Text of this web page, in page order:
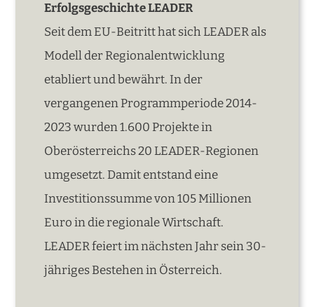
Erfolgsgeschichte LEADER
Seit dem EU-Beitritt hat sich LEADER als
Modell der Regionalentwicklung
etabliert und bewährt. In der
vergangenen Programmperiode 2014-
2023 wurden 1.600 Projekte in
Oberösterreichs 20 LEADER-Regionen
umgesetzt. Damit entstand eine
Investitionssumme von 105 Millionen
Euro in die regionale Wirtschaft.
LEADER feiert im nächsten Jahr sein 30-
jähriges Bestehen in Österreich.